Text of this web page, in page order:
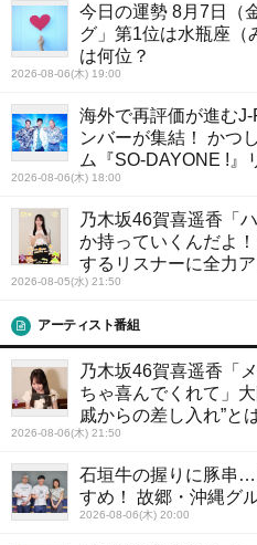
今日の運勢 8月7日（
グ」第1位は水瓶座（
は何位？
2026-08-06(木) 19:00
海外で再評価が進む
ンバーが集結！ かつ
ム『SO-DAYONE !』
2026-08-06(木) 18:00
乃木坂46賀喜遥香「
か持っていくんだよ
するリスナーに全力ア
2026-08-05(水) 21:50
アーティスト番組
乃木坂46賀喜遥香「
ちゃ喜んでくれて」
戚からの差し入れ”と
2026-08-06(木) 21:50
石垣牛の握りに豚串
すめ！ 故郷・沖縄グ
2026-08-06(木) 20:00